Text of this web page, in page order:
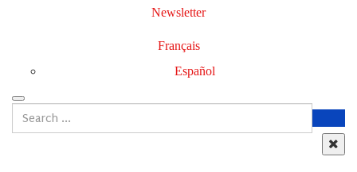
Newsletter
Français
Español